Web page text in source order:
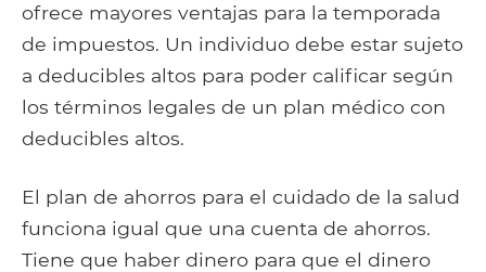
ofrece mayores ventajas para la temporada
de impuestos. Un individuo debe estar sujeto
a deducibles altos para poder calificar según
los términos legales de un plan médico con
deducibles altos.
El plan de ahorros para el cuidado de la salud
funciona igual que una cuenta de ahorros.
Tiene que haber dinero para que el dinero